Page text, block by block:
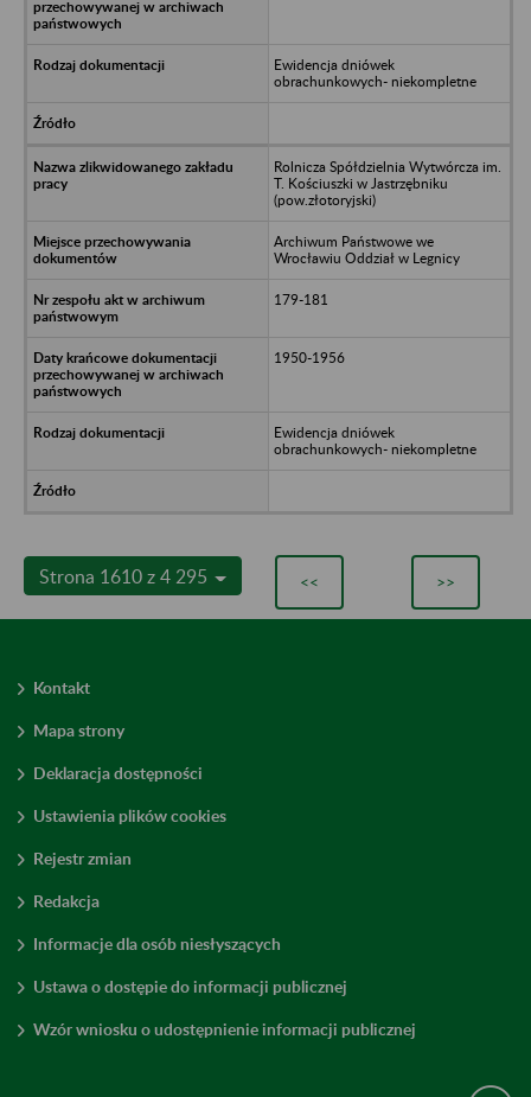
Ewidencja dniówek
obrachunkowych- niekompletne
Rolnicza Spółdzielnia Wytwórcza im.
T. Kościuszki w Jastrzębniku
(pow.złotoryjski)
Archiwum Państwowe we
Wrocławiu Oddział w Legnicy
179-181
1950-1956
Ewidencja dniówek
obrachunkowych- niekompletne
Strona 1610 z 4 295 << >>
Kontakt
Mapa strony
Deklaracja dostępności
Ustawienia plików cookies
Rejestr zmian
Redakcja
Informacje dla osób niesłyszących
Ustawa o dostępie do informacji publicznej
Wzór wniosku o udostępnienie informacji publicznej